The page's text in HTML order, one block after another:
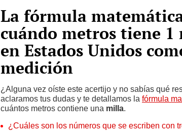
La fórmula
cuándo metros tiene
en Estados Unidos
medición
¿Alguna vez oíste este acertijo y no sabías qué
aclaramos tus dudas y te detallamos la fórmula
cuántos metros contiene una milla.
¿Cuáles son los números que se escriben con